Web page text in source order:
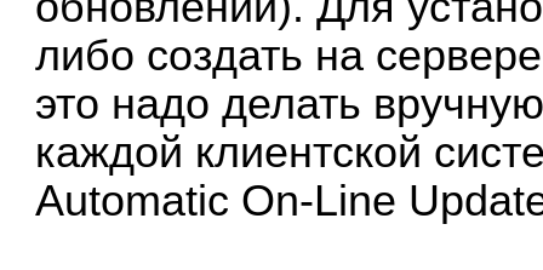
либо создать на
это надо делать
каждой клиентской
Automatic On-Line